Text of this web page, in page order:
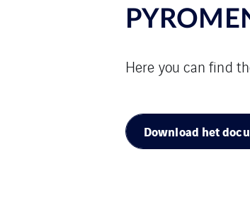
Here you can find
Download het